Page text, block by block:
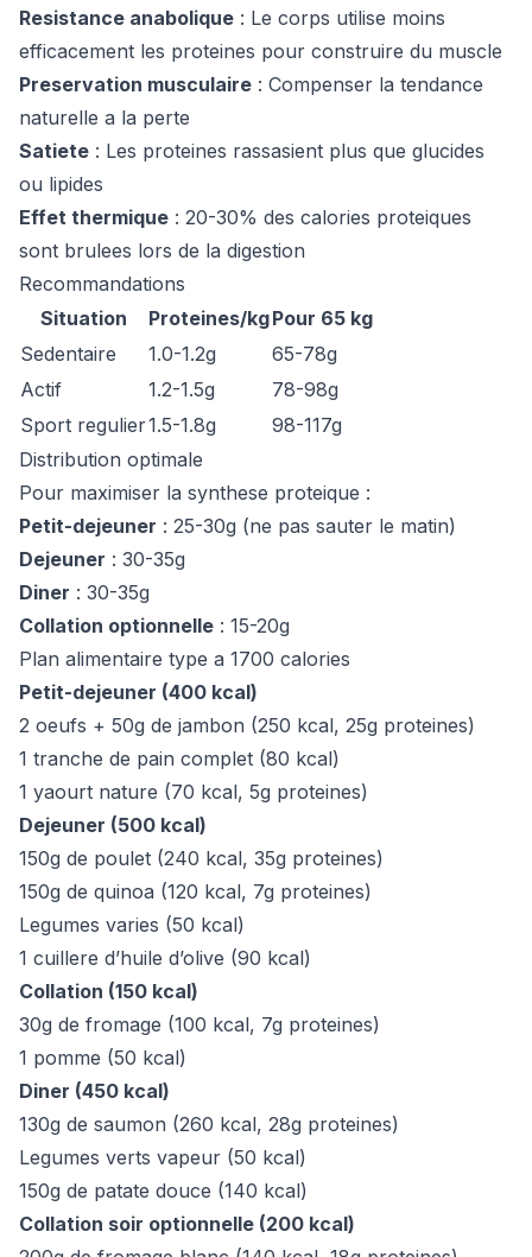
Resistance anabolique : Le corps utilise moins
efficacement les proteines pour construire du muscle
Preservation musculaire : Compenser la tendance
naturelle a la perte
Satiete : Les proteines rassasient plus que glucides
ou lipides
Effet thermique : 20-30% des calories proteiques
sont brulees lors de la digestion
Recommandations
Situation
Proteines/kgPour 65 kg
Sedentaire
1.0-1.2g
65-78g
Actif
1.2-1.5g
78-98g
Sport regulier1.5-1.8g
98-117g
Distribution optimale
Pour maximiser la synthese proteique :
Petit-dejeuner : 25-30g (ne pas sauter le matin)
Dejeuner : 30-35g
Diner : 30-35g
Collation optionnelle : 15-20g
Plan alimentaire type a 1700 calories
Petit-dejeuner (400 kcal)
2 oeufs + 50g de jambon (250 kcal, 25g proteines)
1 tranche de pain complet (80 kcal)
1 yaourt nature (70 kcal, 5g proteines)
Dejeuner (500 kcal)
150g de poulet (240 kcal, 35g proteines)
150g de quinoa (120 kcal, 7g proteines)
Legumes varies (50 kcal)
1 cuillere d’huile d’olive (90 kcal)
Collation (150 kcal)
30g de fromage (100 kcal, 7g proteines)
1 pomme (50 kcal)
Diner (450 kcal)
130g de saumon (260 kcal, 28g proteines)
Legumes verts vapeur (50 kcal)
150g de patate douce (140 kcal)
Collation soir optionnelle (200 kcal)